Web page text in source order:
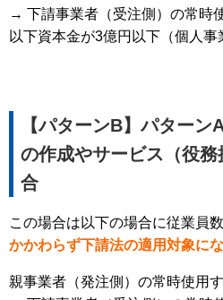
→ 下請事業者（受注側）の常時
以下資本金が3億円以下（個人事
【パターンB】パター
の作成やサービス（役
合
この場合は以下の場合に従業員
かかわらず下請法の適用対象にな
親事業者（発注側）の常時使用